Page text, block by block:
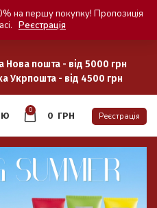
Нова пошта - від 5000 грн
Укрпошта - від 4500 грн
0
0 ГРН Реєстрація
на першу покупку! Пропозиція
Реєстрація